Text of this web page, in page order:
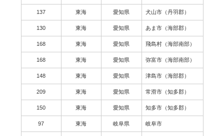
137 東海 愛知県 犬山市（丹羽郡）
130 東海 愛知県 あま市（海部郡）
168 東海 愛知県 飛島村（海部南部）
168 東海 愛知県 弥富市（海部南部）
148 東海 愛知県 津島市（海部郡）
209 東海 愛知県 常滑市（知多郡）
150 東海 愛知県 知多市（知多郡）
97 東海 岐阜県 岐阜市